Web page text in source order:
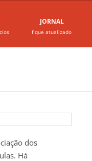
JORNAL
fique atualizado
dos
Há